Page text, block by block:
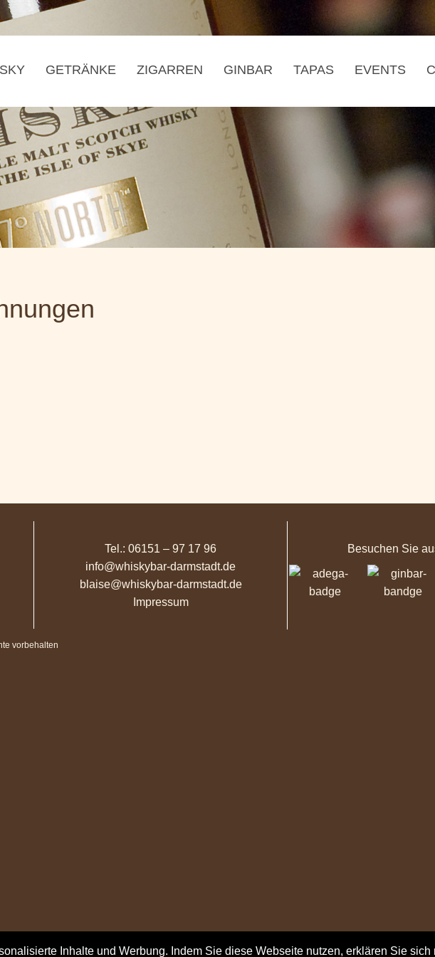
Inhalte und Werbung. Indem Sie diese Webseite nutzen, erklären Sie sich
GETRÄNKE ZIGARREN GINBAR TAPAS EVENTS
Tel.: 06151 – 97 17 96
info@whiskybar-darmstadt.de
blaise@whiskybar-darmstadt.de
Impressum
Besuchen Sie
vorbehalten